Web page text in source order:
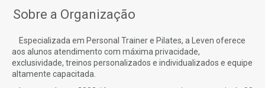
Sobre a Organização
Especializada em Personal Trainer e Pilates, a Leven oferece
aos alunos atendimento com máxima privacidade,
exclusividade, treinos personalizados e individualizados e equipe
altamente capacitada.